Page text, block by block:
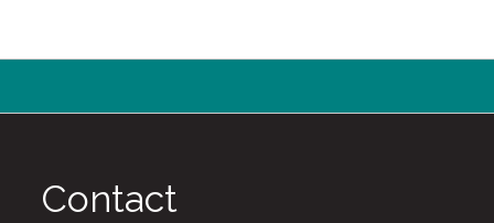
Contact